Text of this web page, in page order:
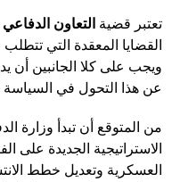
تعتبر قضية التعاون الدفاعي
القضايا المعقدة التي
ويجب على كلا الجانبين أن
عن هذا التحول في السياسة
من المتوقع أن تبدأ وزارة
الاستراتيجية الجديدة على
العسكرية وتعديل خطط